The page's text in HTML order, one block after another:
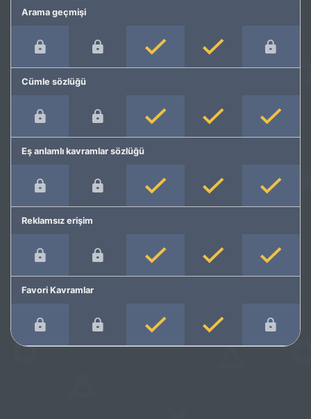
Arama geçmişi
Cümle sözlüğü
Eş anlamlı kavramlar sözlüğü
Reklamsız erişim
Favori Kavramlar